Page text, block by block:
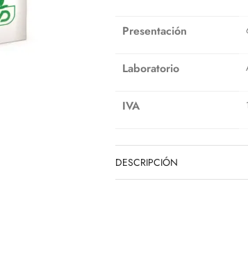
Presentación
Laboratorio
IVA
DESCRIPCIÓN